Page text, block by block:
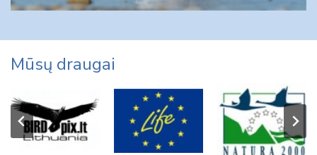
Mūsų draugai